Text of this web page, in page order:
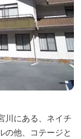
川にある、ネイチ
の他、コテージと